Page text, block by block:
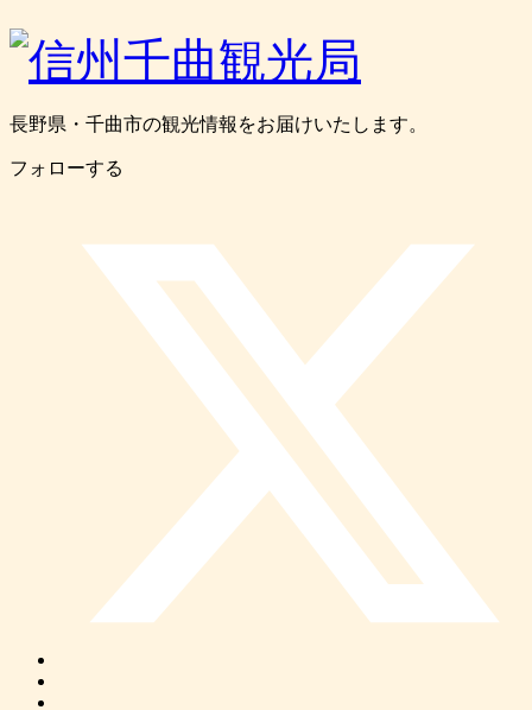
長野県・千曲市の観光情報をお届けいたします。
フォローする